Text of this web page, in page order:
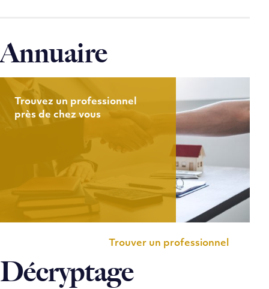
Annuaire
Trouvez un professionnel
près de chez vous
Trouver un professionnel
Décryptage